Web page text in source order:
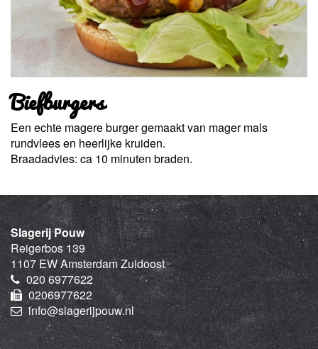
Biefburgers
Een echte magere burger gemaakt van mager mals
rundvlees en heerlijke kruiden.
Braadadvies: ca 10 minuten braden.
Slagerij Pouw
Reigerbos 139
1107 EW Amsterdam Zuidoost
020 6977622
0206977622
info@slagerijpouw.nl